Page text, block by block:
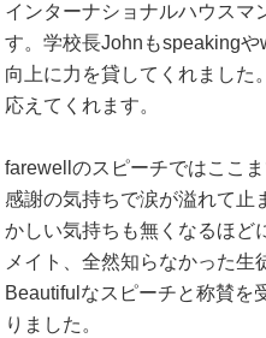
インターナショナルハウスマ
す。学校長Johnもspeaking
向上に力を貸してくれました
応えてくれます。
farewellのスピーチではここ
感謝の気持ちで涙が溢れて止
かしい気持ちも無くなるほど
メイト、全然知らなかった生
Beautifulなスピーチと称賛を
りました。